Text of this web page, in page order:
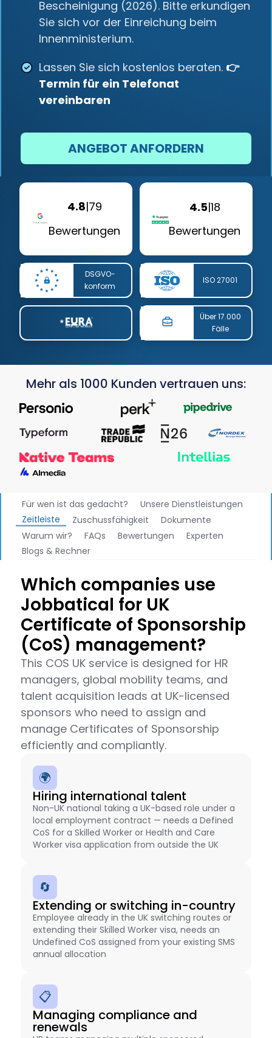
Bescheinigung (2026). Bitte erkundigen
Sie sich vor der Einreichung beim
Innenministerium.
Lassen Sie sich kostenlos beraten. 👉
Termin für ein Telefonat
vereinbaren
ANGEBOT ANFORDERN
4.8|79
Bewertungen
4.5|18
Bewertungen
DSGVO-
konform
ISO 27001
Über 17.000
Fälle
Mehr als 1000 Kunden vertrauen uns:
Für wen ist das gedacht?
Unsere Dienstleistungen
Zeitleiste
Zuschussfähigkeit
Dokumente
Warum wir?
FAQs Bewertungen
Experten
Blogs & Rechner
Which companies use
Jobbatical for UK
Certificate of Sponsorship
(CoS) management?
This COS UK service is designed for HR
managers, global mobility teams, and
talent acquisition leads at UK-licensed
sponsors who need to assign and
manage Certificates of Sponsorship
efficiently and compliantly.
🌍
Hiring international talent
Non-UK national taking a UK-based role under a
local employment contract — needs a Defined
CoS for a Skilled Worker or Health and Care
Worker visa application from outside the UK
🔄
Extending or switching in-country
Employee already in the UK switching routes or
extending their Skilled Worker visa, needs an
Undefined CoS assigned from your existing SMS
annual allocation
📋
Managing compliance and
renewals